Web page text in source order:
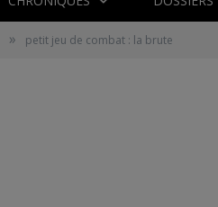
» petit jeu de combat : la brute